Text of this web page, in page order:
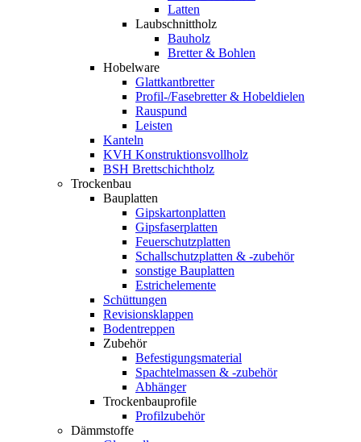
Latten
Laubschnittholz
Bauholz
Bretter & Bohlen
Hobelware
Glattkantbretter
Profil-/Fasebretter & Hobeldielen
Rauspund
Leisten
Kanteln
KVH Konstruktionsvollholz
BSH Brettschichtholz
Trockenbau
Bauplatten
Gipskartonplatten
Gipsfaserplatten
Feuerschutzplatten
Schallschutzplatten & -zubehör
sonstige Bauplatten
Estrichelemente
Schüttungen
Revisionsklappen
Bodentreppen
Zubehör
Befestigungsmaterial
Spachtelmassen & -zubehör
Abhänger
Trockenbauprofile
Profilzubehör
Dämmstoffe